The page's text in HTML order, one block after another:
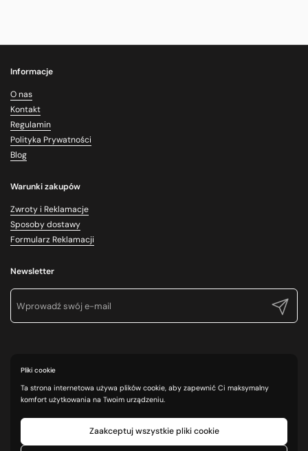
Informacje
O nas
Kontakt
Regulamin
Polityka Prywatności
Blog
Warunki zakupów
Zwroty i Reklamacje
Sposoby dostawy
Formularz Reklamacji
Newsletter
Prześlij
Pliki cookie
Ta strona internetowa używa plików cookie, aby zapewnić Ci maksymalny
komfort użytkowania na Twoim urządzeniu.
Zaakceptuj wszystkie pliki cookie